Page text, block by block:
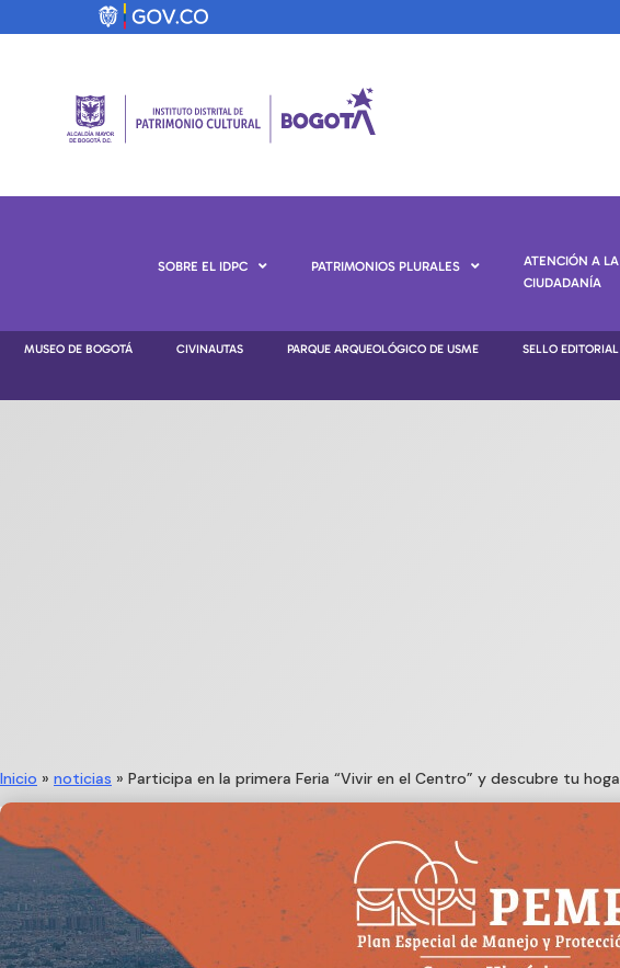
SOBRE EL IDPC PATRIMONIOS PLURALES
ATENCIÓN A LA
CIUDADANÍA
MUSEO DE BOGOTÁ CIVINAUTAS PARQUE ARQUEOLÓGICO DE USME SELLO
Inicio » noticias » Participa en la primera Feria “Vivir en el Centro” y descubre tu